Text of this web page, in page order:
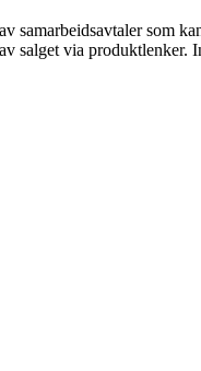
samarbeidsavtaler som
salget via produktlenker.